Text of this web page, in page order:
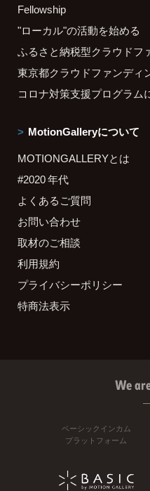
Fellowship
"ローカル"の活動を始める
ふるさと納税型クラウドフ
東京都クラウドファンディ
コロナ対策支援プログラム
MotionGalleryについて
MOTIONGALLERYとは
#2020 年代
よくあるご質問
お問い合わせ
取材のご相談
利用規約
プライバシーポリシー
特商法表示
We
ベーシックインカム
プラットフォーム